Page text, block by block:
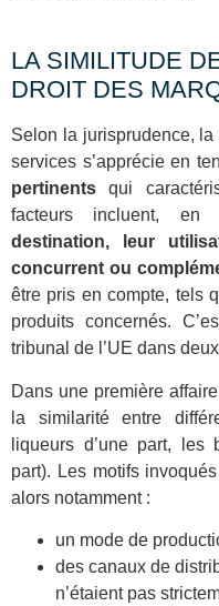
LA SIMILITUDE
DROIT DES
Selon la jurisprudence,
services s’apprécie en
pertinents qui
facteurs incluent, en
destination, leur
concurrent ou
être pris en compte, tels
produits concernés.
tribunal de l’UE dans
Dans une première
la similarité entre
liqueurs d’une part, les
part). Les motifs
alors notamment :
un mode de
des canaux de
n’étaient pas